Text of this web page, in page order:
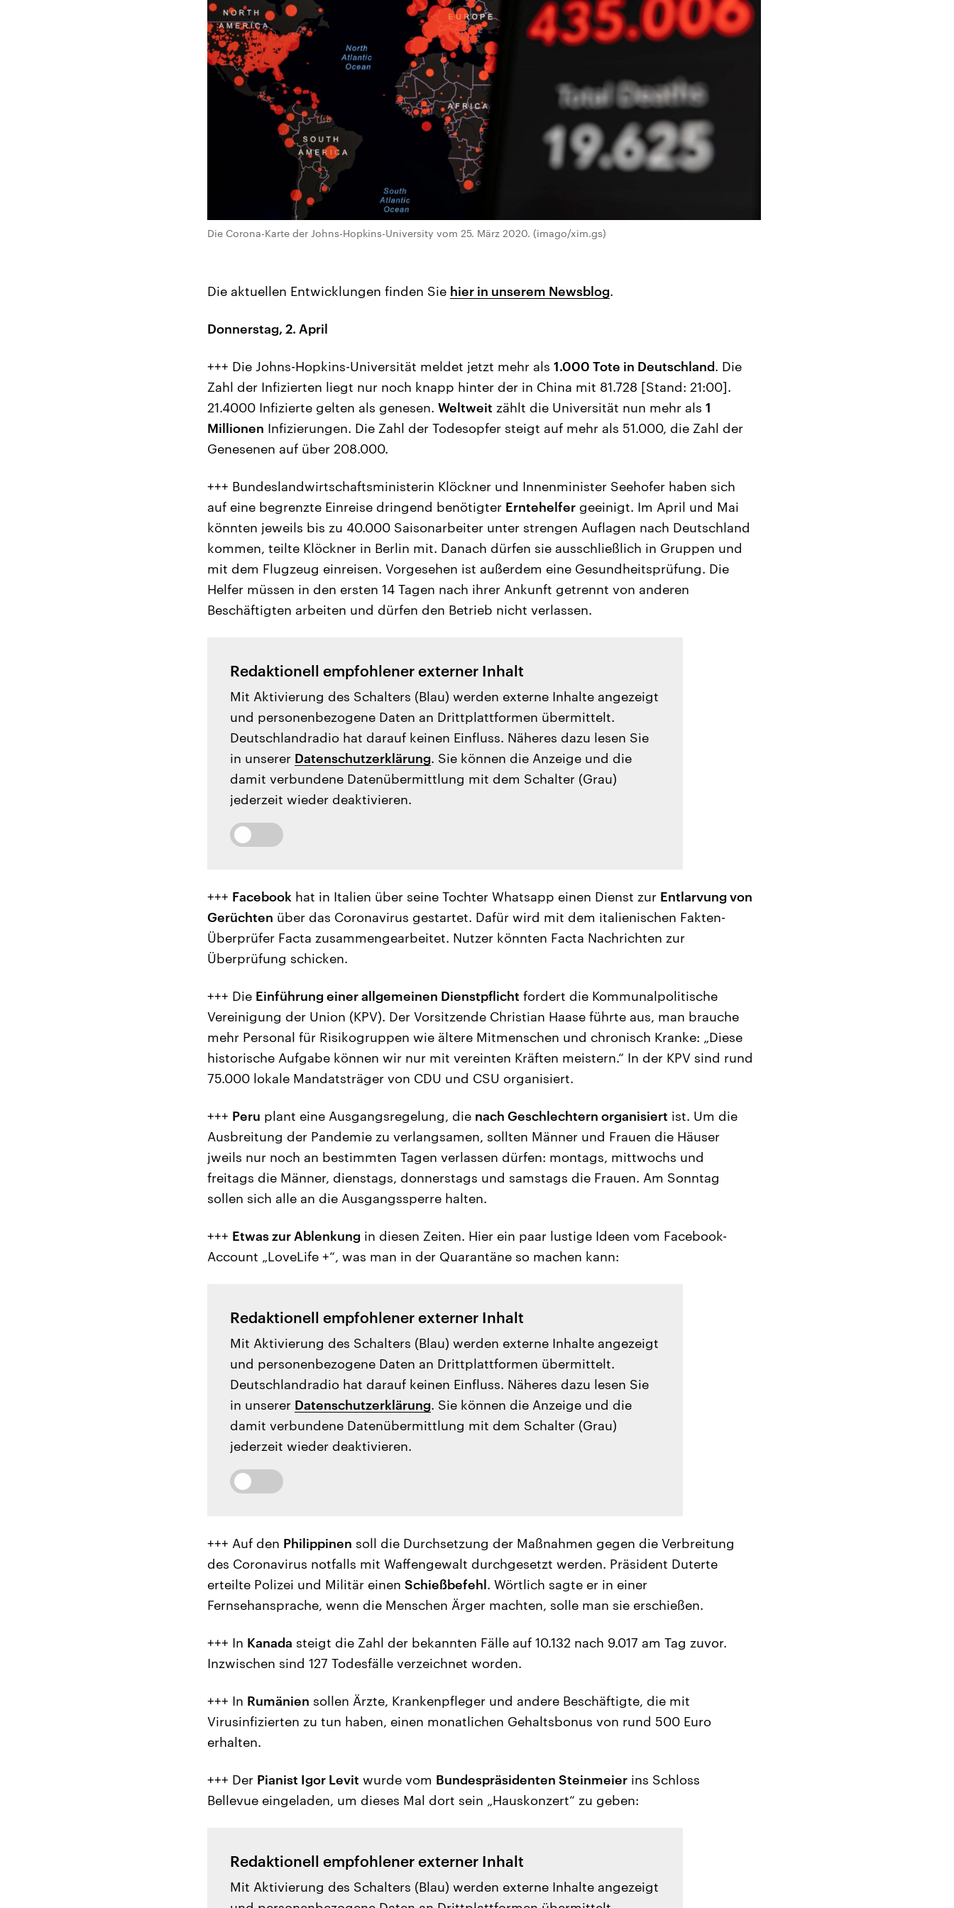
Die Corona-Karte der Johns-Hopkins-University vom 25. März 2020. (imago/xim.gs)
Die aktuellen Entwicklungen finden Sie hier in unserem Newsblog.
Donnerstag, 2. April
+++ Die Johns-Hopkins-Universität meldet jetzt mehr als 1.000 Tote in Deutschland. Die
Zahl der Infizierten liegt nur noch knapp hinter der in China mit 81.728 [Stand: 21:00].
21.4000 Infizierte gelten als genesen. Weltweit zählt die Universität nun mehr als 1
Millionen Infizierungen. Die Zahl der Todesopfer steigt auf mehr als 51.000, die Zahl der
Genesenen auf über 208.000.
+++ Bundeslandwirtschaftsministerin Klöckner und Innenminister Seehofer haben sich
auf eine begrenzte Einreise dringend benötigter Erntehelfer geeinigt. Im April und Mai
könnten jeweils bis zu 40.000 Saisonarbeiter unter strengen Auflagen nach Deutschland
kommen, teilte Klöckner in Berlin mit. Danach dürfen sie ausschließlich in Gruppen und
mit dem Flugzeug einreisen. Vorgesehen ist außerdem eine Gesundheitsprüfung. Die
Helfer müssen in den ersten 14 Tagen nach ihrer Ankunft getrennt von anderen
Beschäftigten arbeiten und dürfen den Betrieb nicht verlassen.
Redaktionell empfohlener externer Inhalt
Mit Aktivierung des Schalters (Blau) werden externe Inhalte angezeigt
und personenbezogene Daten an Drittplattformen übermittelt.
Deutschlandradio hat darauf keinen Einfluss. Näheres dazu lesen Sie
in unserer Datenschutzerklärung. Sie können die Anzeige und die
damit verbundene Datenübermittlung mit dem Schalter (Grau)
jederzeit wieder deaktivieren.
+++ Facebook hat in Italien über seine Tochter Whatsapp einen Dienst zur Entlarvung von
Gerüchten über das Coronavirus gestartet. Dafür wird mit dem italienischen Fakten-
Überprüfer Facta zusammengearbeitet. Nutzer könnten Facta Nachrichten zur
Überprüfung schicken.
+++ Die Einführung einer allgemeinen Dienstpflicht fordert die Kommunalpolitische
Vereinigung der Union (KPV). Der Vorsitzende Christian Haase führte aus, man brauche
mehr Personal für Risikogruppen wie ältere Mitmenschen und chronisch Kranke: „Diese
historische Aufgabe können wir nur mit vereinten Kräften meistern.“ In der KPV sind rund
75.000 lokale Mandatsträger von CDU und CSU organisiert.
+++ Peru plant eine Ausgangsregelung, die nach Geschlechtern organisiert ist. Um die
Ausbreitung der Pandemie zu verlangsamen, sollten Männer und Frauen die Häuser
jweils nur noch an bestimmten Tagen verlassen dürfen: montags, mittwochs und
freitags die Männer, dienstags, donnerstags und samstags die Frauen. Am Sonntag
sollen sich alle an die Ausgangssperre halten.
+++ Etwas zur Ablenkung in diesen Zeiten. Hier ein paar lustige Ideen vom Facebook-
Account „LoveLife +“, was man in der Quarantäne so machen kann:
Redaktionell empfohlener externer Inhalt
Mit Aktivierung des Schalters (Blau) werden externe Inhalte angezeigt
und personenbezogene Daten an Drittplattformen übermittelt.
Deutschlandradio hat darauf keinen Einfluss. Näheres dazu lesen Sie
in unserer Datenschutzerklärung. Sie können die Anzeige und die
damit verbundene Datenübermittlung mit dem Schalter (Grau)
jederzeit wieder deaktivieren.
+++ Auf den Philippinen soll die Durchsetzung der Maßnahmen gegen die Verbreitung
des Coronavirus notfalls mit Waffengewalt durchgesetzt werden. Präsident Duterte
erteilte Polizei und Militär einen Schießbefehl. Wörtlich sagte er in einer
Fernsehansprache, wenn die Menschen Ärger machten, solle man sie erschießen.
+++ In Kanada steigt die Zahl der bekannten Fälle auf 10.132 nach 9.017 am Tag zuvor.
Inzwischen sind 127 Todesfälle verzeichnet worden.
+++ In Rumänien sollen Ärzte, Krankenpfleger und andere Beschäftigte, die mit
Virusinfizierten zu tun haben, einen monatlichen Gehaltsbonus von rund 500 Euro
erhalten.
+++ Der Pianist Igor Levit wurde vom Bundespräsidenten Steinmeier ins Schloss
Bellevue eingeladen, um dieses Mal dort sein „Hauskonzert“ zu geben:
Redaktionell empfohlener externer Inhalt
Mit Aktivierung des Schalters (Blau) werden externe Inhalte angezeigt